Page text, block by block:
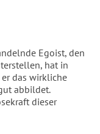
Egoist, den
hat in
das wirkliche
abbildet.
dieser